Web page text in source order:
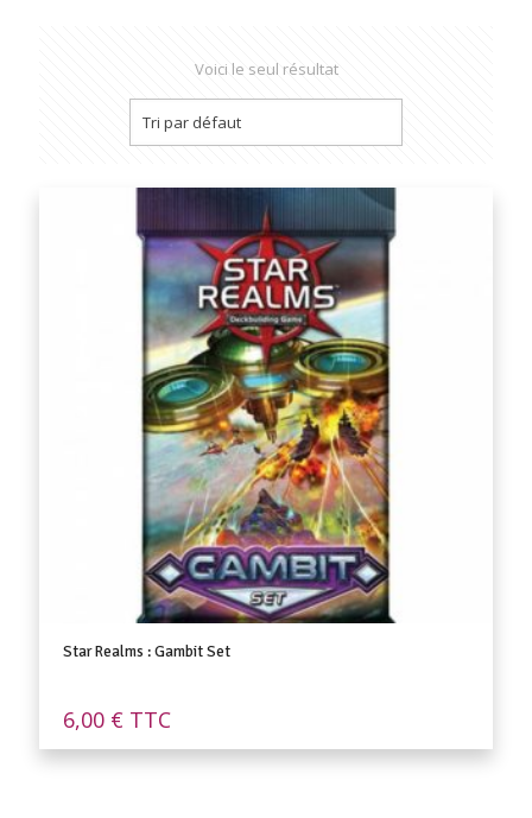
Voici le seul résultat
Star Realms : Gambit Set
6,00 € TTC